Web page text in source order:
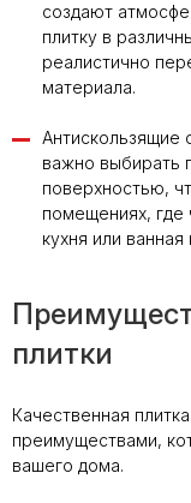
создают
плитку в
реалистично
материала.
Антискользящие
важно выбирать
поверхностью,
помещениях, где
кухня или ванная
плитки
Качественная
преимуществами,
вашего дома.